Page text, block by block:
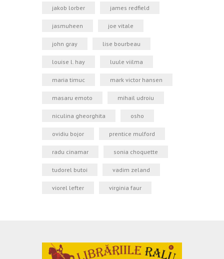
jakob lorber james redfield
jasmuheen joe vitale
john gray lise bourbeau
louise l. hay luule viilma
maria timuc mark victor hansen
masaru emoto mihail udroiu
niculina gheorghita osho
ovidiu bojor prentice mulford
radu cinamar sonia choquette
tudorel butoi vadim zeland
viorel lefter virginia faur